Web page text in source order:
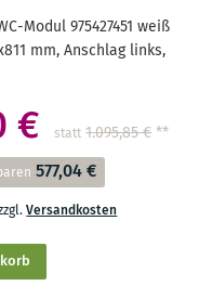
Modul 975427451 weiß
mm, Anschlag links,
€ statt 1.095,85 €**
577,04 €
Versandkosten